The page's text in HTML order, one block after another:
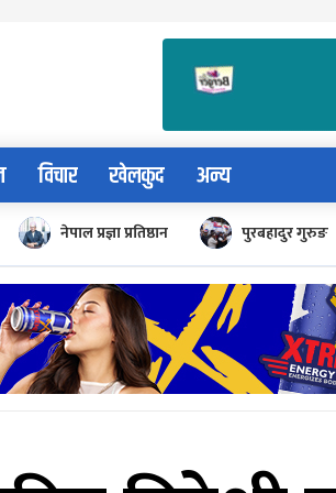
विचार खेलकुद अन्य
नेपाल प्रज्ञा प्रतिष्ठान पुरबहादुर गुरुङ